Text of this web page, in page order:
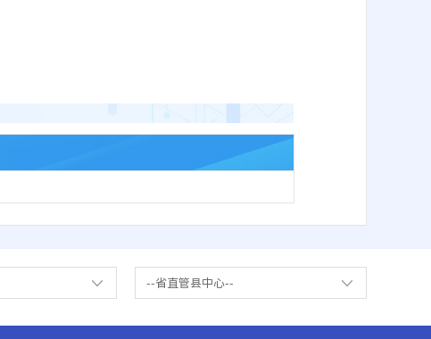
--省直管县中心--